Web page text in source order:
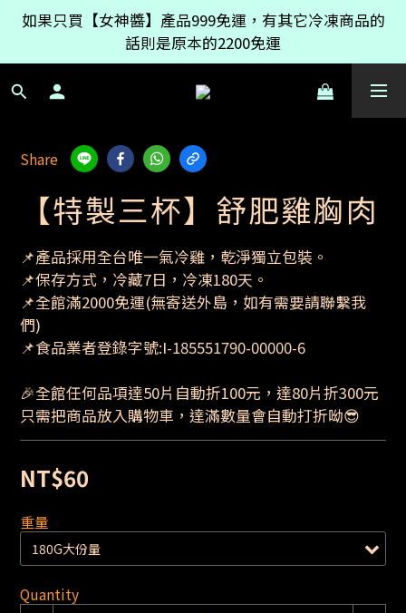
如果只買【女神醬】產品999免運，有其它冷凍商品的
話則是原本的2200免運
如果只買【女神醬】產品999免運，有其它冷凍商品的
話則是原本的2200免運
【點我查看】官網新功能【全館活動時間牆】全館活動
都在這一頁，還有附上時間倒數器
如果只買【女神醬】產品999免運，有其它冷凍商品的
話則是原本的2200免運
Share
【特製三杯】舒肥雞胸肉
📌產品採用全台唯一氣冷雞，乾淨獨立包裝。
📌保存方式，冷藏7日，冷凍180天。
📌全館滿2000免運(無寄送外島，如有需要請聯繫我
們)
📌食品業者登錄字號:I-185551790-00000-6
🎉全館任何品項達50片自動折100元，達80片折300元
只需把商品放入購物車，達滿數量會自動打折呦😎
NT$60
重量
Quantity